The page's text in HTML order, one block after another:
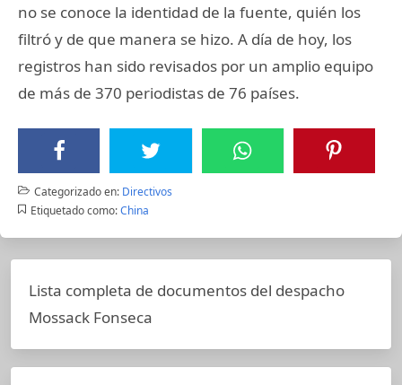
no se conoce la identidad de la fuente, quién los
filtró y de que manera se hizo. A día de hoy, los
registros han sido revisados por un amplio equipo
de más de 370 periodistas de 76 países.
Categorizado en: Directivos
Etiquetado como: China
Lista completa de documentos del despacho
Mossack Fonseca